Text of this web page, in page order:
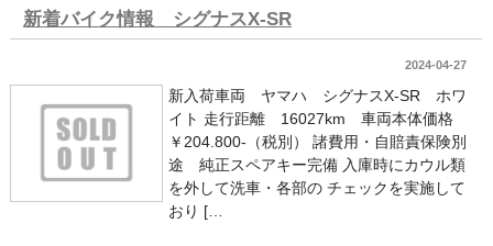
新着バイク情報 シグナスX-SR
2024-04-27
新入荷車両 ヤマハ シグナスX-SR ホワ
イト 走行距離 16027km 車両本体価格
￥204.800-（税別） 諸費用・自賠責保険別
途 純正スペアキー完備 入庫時にカウル類
を外して洗車・各部の チェックを実施して
おり […